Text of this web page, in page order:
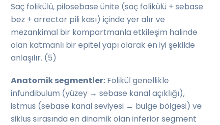
Saç folikülü, pilosebase ünite (saç folikülü + sebase
bez + arrector pili kası) içinde yer alır ve
mezankimal bir kompartmanla etkileşim halinde
olan katmanlı bir epitel yapı olarak en iyi şekilde
anlaşılır. (5)
Anatomik segmentler: Folikül genellikle
infundibulum (yüzey → sebase kanal açıklığı),
istmus (sebase kanal seviyesi → bulge bölgesi) ve
siklus sırasında en dinamik olan inferior segment